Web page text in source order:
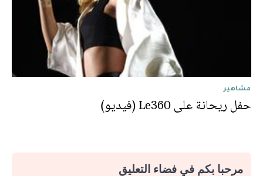
مشاهير
حفل ريحانة على Le360 (فيديو)
مرحبا بكم في فضاء التعليق